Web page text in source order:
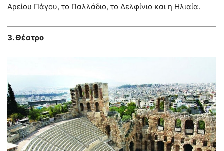
Αρείου Πάγου, το Παλλάδιο, το Δελφίνιο και η Ηλιαία.
3. Θέατρο